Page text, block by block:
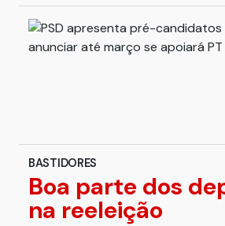
BASTIDORES
Boa parte dos
na reeleição